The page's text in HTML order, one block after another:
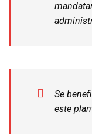
Se
este